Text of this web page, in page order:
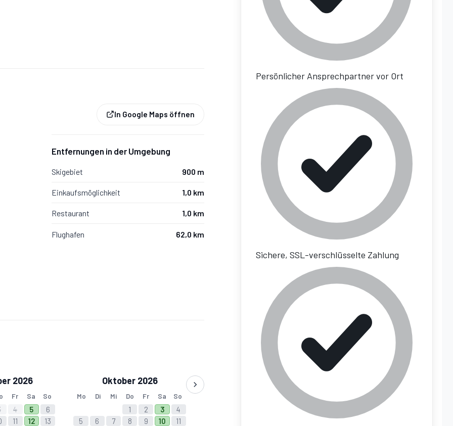
In Google Maps öffnen
Entfernungen in der Umgebung
Skigebiet 900 m
Einkaufsmöglichkeit 1,0 km
Restaurant 1,0 km
Flughafen 62,0 km
2026
Fr Sa So
4 5
6
11 12
13
Oktober 2026
Mo Di Mi Do Fr Sa So
1 2 3
4
5
6 7 8 9 10
11
Persönlicher Ansprechpartner vor Ort
Sichere, SSL-verschlüsselte Zahlung